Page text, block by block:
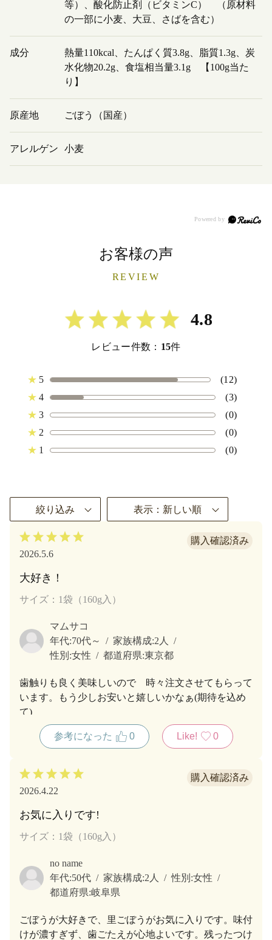
等）、酸化防止剤（ビタミンC） （原材料
の一部に小麦、大豆、さばを含む）
成分
熱量110kcal、たんぱく質3.8g、脂質1.3g、炭
水化物20.2g、食塩相当量3.1g 【100g当た
り】
原産地 ごぼう（国産）
アレルゲン 小麦
お客様の声
REVIEW
4.8
レビュー件数： 15件
★ 5
(12)
★ 4
(3)
★ 3
(0)
★ 2
(0)
★ 1 (0)
絞り込み 表示：新しい順
2026.5.6
大好き！
サイズ：1袋（160g入）
マムサコ
年代:70代～ 家族構成:2人
性別:女性 都道府県:東京都
歯触りも良く美味しいので 時々注文させてもらって
います。もう少しお安いと嬉しいかなぁ(期待を込め
て)
参考になった 0 Like! 0
2026.4.22
お気に入りです!
サイズ：1袋（160g入）
no name
年代:50代 家族構成:2人 性別:女性
都道府県:岐阜県
ごぼうが大好きで、里ごぼうがお気に入りです。味付
けが濃すぎず、歯ごたえが心地よいです。残ったつけ